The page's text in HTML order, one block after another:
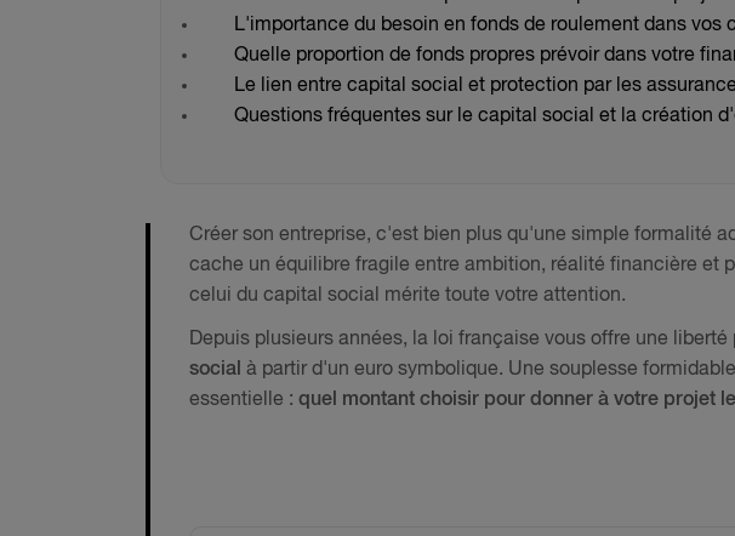
L'importance du besoin en fonds de roulement dans vos
Quelle proportion de fonds propres prévoir dans votre
Le lien entre capital social et protection par les
Questions fréquentes sur le capital social et la création
Créer son entreprise, c'est bien plus qu'une simple formalité
cache un équilibre fragile entre ambition, réalité financière et
celui du capital social mérite toute votre attention.
Depuis plusieurs années, la loi française vous offre une
social à partir d'un euro symbolique. Une souplesse
essentielle : quel montant choisir pour donner à votre projet